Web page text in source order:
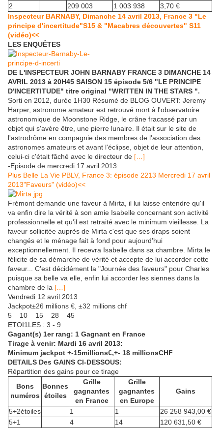
2
209 003 1 003 938
3,70 €
Inspecteur BARNABY, Dimanche 14 avril 2013, France 3 "Le
principe d'incertitude"S15 & "Macabres découvertes" S11
(vidéo)<<
LES ENQUÊTES
DE L'INSPECTEUR JOHN BARNABY FRANCE 3 DIMANCHE 14
AVRIL 2013 à 20H45 SAISON 15 épisode 5/6 "LE PRINCIPE
D'INCERTITUDE" titre original "WRITTEN IN THE STARS ".
Sorti en 2012, durée 1H30 Résumé de BLOG OUVERT: Jeremy
Harper, astronome amateur est retrouvé mort à l'observatoire
astronomique de Moonstone Ridge, le crâne fracassé par un
objet qui s'avère être, une pierre lunaire. Il était sur le site de
l'astrodrôme en compagnie des membres de l'association des
astronomes amateurs et avant l'éclipse, objet de leur attention,
celui-ci c'était fâché avec le directeur de […]
-Episode de mercredi 17 avril 2013:
Plus Belle La Vie PBLV, France 3: épisode 2213 Mercredi 17 avril
2013"Faveurs" (vidéo)<<
Frémont demande une faveur à Mirta, il lui laisse entendre qu'il
va enfin dire la vérité à son amie Isabelle concernant son activité
professionnelle et qu'il est retraité avec le minimum vieillesse. La
faveur sollicitée auprès de Mirta c'est que ses draps soient
changés et le ménage fait à fond pour aujourd'hui
exceptionnellement. Il recevra Isabelle dans sa chambre. Mirta le
félicite de sa démarche de vérité et accepte de lui accorder cette
faveur... C'est décidément la "Journée des faveurs" pour Charles
puisque sa belle va elle, enfin lui accorder les siennes dans la
chambre de la […]
Vendredi 12 avril 2013
Jackpot±26 millions €, ±32 millions chf
5 10 15 28 45
ETOI1LES : 3 - 9
Gagant(s) 1er rang: 1 Gagnant en France
Tirage à venir: Mardi 16 avril 2013:
Minimum jackpot +-15millions€,+- 18 millionsCHF
DETAILS Des GAINS CI-DESSOUS:
Répartition des gains pour ce tirage
Bons
numéros
Bonnes
étoiles
Grille
gagnantes
en France
Grille
gagnantes
en Europe
Gains
5+2étoiles 1 1
26 258 943,00 €
5+1
4 14
120 631,50 €